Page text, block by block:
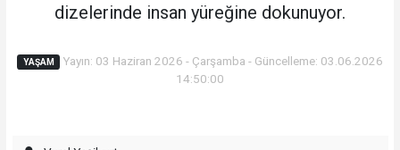
dizelerinde insan yüreğine dokunuyor.
YAŞAM
Yayın: 03 Haziran 2026 - Çarşamba - Güncelleme: 03.06.2026
14:50:00